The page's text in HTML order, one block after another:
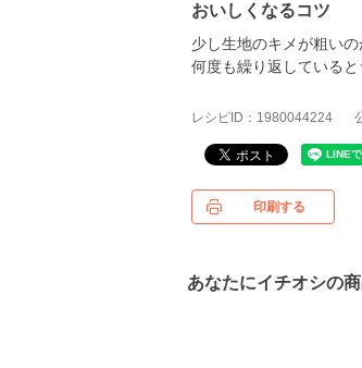
おいしくなるコツ
少し生地のキメが粗い
何度も繰り返している
レシピID：1980044224
印刷する
あなたにイチオシの